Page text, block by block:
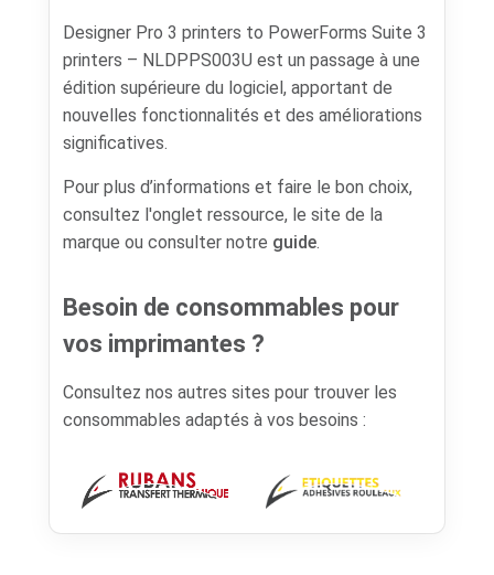
Designer Pro 3 printers to PowerForms Suite 3
printers – NLDPPS003U est un passage à une
édition supérieure du logiciel, apportant de
nouvelles fonctionnalités et des améliorations
significatives.
Pour plus d’informations et faire le bon choix,
consultez l'onglet ressource, le site de la
marque ou consulter notre guide.
Besoin de consommables pour
vos imprimantes ?
Consultez nos autres sites pour trouver les
consommables adaptés à vos besoins :